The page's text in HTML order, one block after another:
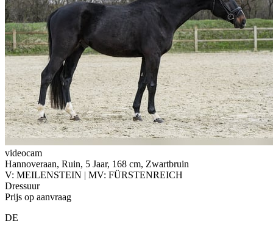
videocam
Hannoveraan, Ruin, 5 Jaar, 168 cm, Zwartbruin
V: MEILENSTEIN | MV: FÜRSTENREICH
Dressuur
Prijs op aanvraag
DE